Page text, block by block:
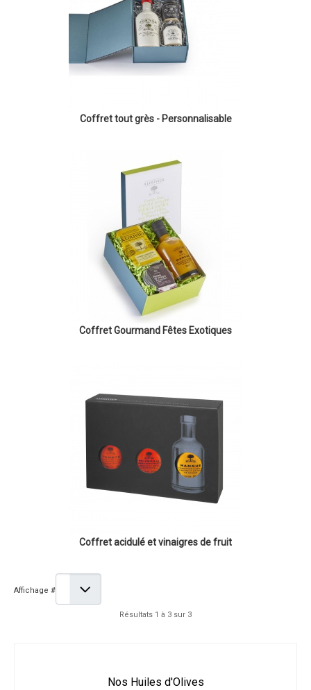
Coffret tout grès - Personnalisable
Coffret Gourmand Fêtes Exotiques
Coffret acidulé et vinaigres de fruit
Affichage #
Résultats 1 à 3 sur 3
Nos Huiles d'Olives